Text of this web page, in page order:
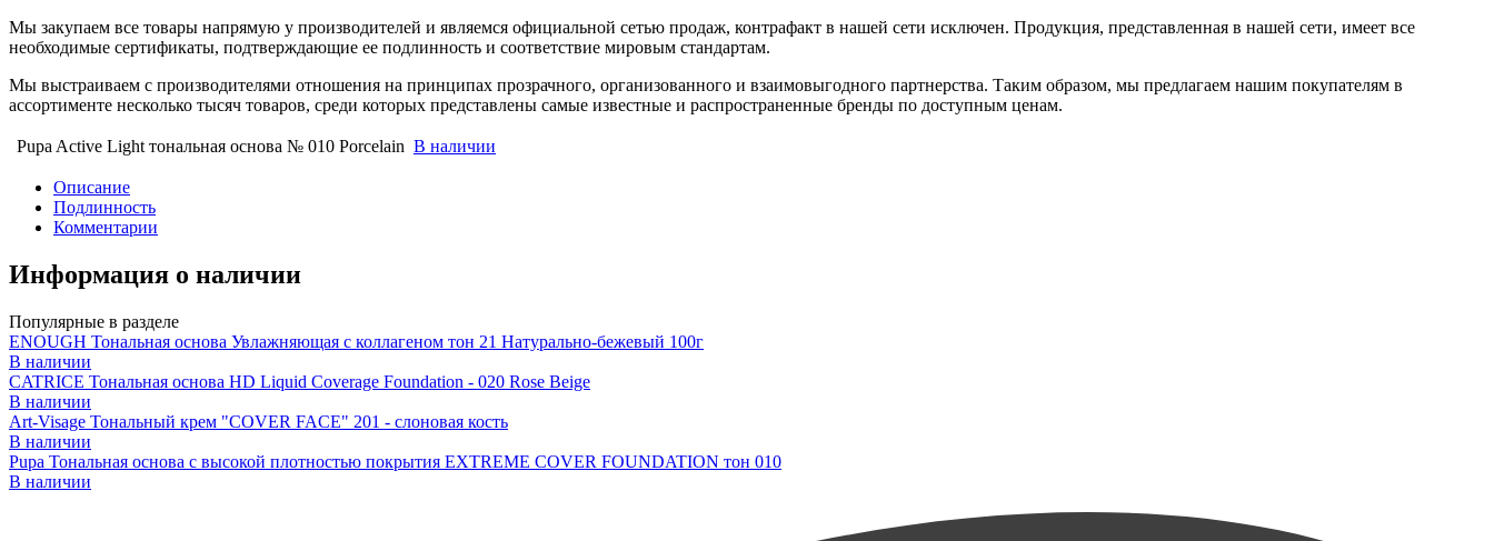
Мы закупаем все товары напрямую у производителей и являемся официальной сетью продаж, контрафакт в нашей сети исключен. Продукция, представленная в нашей сети, имеет все
необходимые сертификаты, подтверждающие ее подлинность и соответствие мировым стандартам.
Мы выстраиваем с производителями отношения на принципах прозрачного, организованного и взаимовыгодного партнерства. Таким образом, мы предлагаем нашим покупателям в
ассортименте несколько тысяч товаров, среди которых представлены самые известные и распространенные бренды по доступным ценам.
Pupa Active Light тональная основа № 010 Porcelain В наличии
Описание
Подлинность
Комментарии
Информация о наличии
Популярные в разделе
ENOUGH Тональная основа Увлажняющая с коллагеном тон 21 Натурально-бежевый 100г
В наличии
CATRICE Тональная основа HD Liquid Coverage Foundation - 020 Rose Beige
В наличии
Art-Visage Тональный крем "COVER FACE" 201 - слоновая кость
В наличии
Pupa Тональная основа с высокой плотностью покрытия EXTREME COVER FOUNDATION тон 010
В наличии